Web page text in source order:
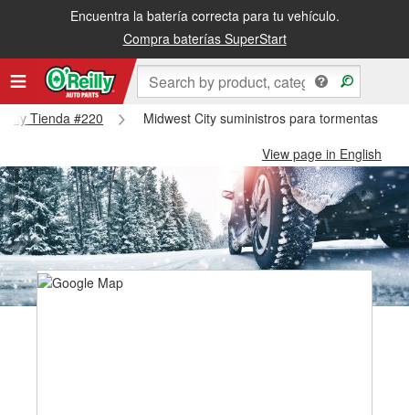
Encuentra la batería correcta para tu vehículo.
Compra baterías SuperStart
Tienda #220
Midwest City suministros para tormentas de
View page in English